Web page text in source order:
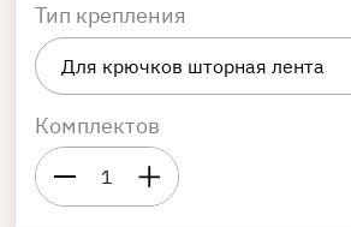
Тип крепления
Комплектов
1